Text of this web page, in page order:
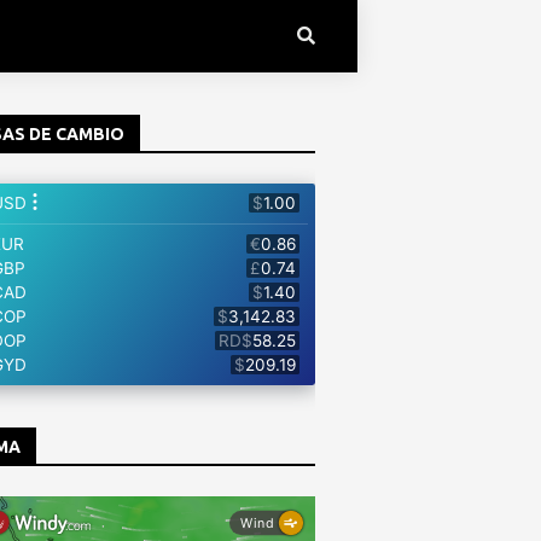
DE CAMBIO